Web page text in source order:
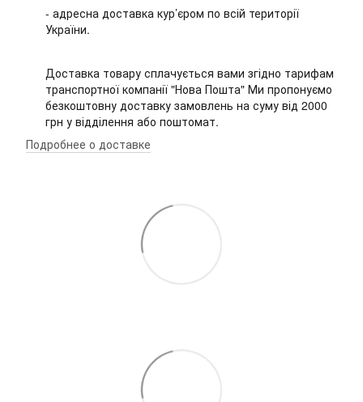
- адресна доставка кур’єром по всій території
України.
Доставка товару сплачується вами згідно тарифам
транспортної компанії "Нова Пошта" Ми пропонуємо
безкоштовну доставку замовлень на суму від 2000
грн у відділення або поштомат.
Подробнее о доставке